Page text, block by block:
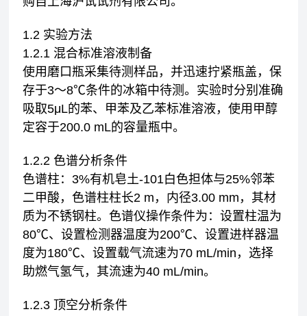
1.2 实验方法
1.2.1 混合标准溶液制备
使用磨口瓶采集待测样品，并迅速拧紧瓶盖，保
存于3～8℃条件的冰箱中待测。实验时分别准确
吸取5μL的苯、甲苯及乙苯标准溶液，使用甲醇
定容于200.0 mL的容量瓶中。
1.2.2 色谱分析条件
色谱柱：3%有机皂土-101白色担体与25%邻苯
二甲酸，色谱柱柱长2 m，内径3.00 mm，其材
质为不锈钢柱。色谱仪操作条件为：设置柱温为
80℃、设置检测器温度为200℃、设置进样器温
度为180℃、设置载气流速为70 mL/min，选择
助燃气氢气，其流速为40 mL/min。
1.2.3 顶空分析条件